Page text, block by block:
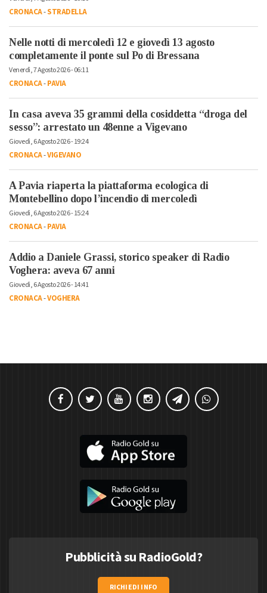
CRONACA-STRADELLA
Nelle notti di mercoledì 12 e giovedì 13 agosto
completamente il ponte sul Po di Bressana
Venerdì, 7 Agosto 2026 - 06:11
CRONACA-PAVIA
In casa aveva 35 grammi della cosiddetta “droga del
sesso”: arrestato un 48enne a Vigevano
Giovedì, 6 Agosto 2026 - 19:24
CRONACA-VIGEVANO
A Pavia riaperta la piattaforma ecologica di
Montebellino dopo l’incendio di mercoledì
Giovedì, 6 Agosto 2026 - 15:24
CRONACA-PAVIA
Addio a Daniele Grassi, storico speaker di Radio
Voghera: aveva 67 anni
Giovedì, 6 Agosto 2026 - 14:41
CRONACA-VOGHERA
Pubblicità su RadioGold?
RICHIEDI INFO